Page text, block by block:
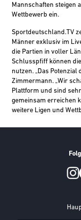
Mannschaften steigen
Wettbewerb ein.
Sportdeutschland.TV
Männer exklusiv im
die Partien in voller
Schlusspfiff können die
nutzen. „Das Potenzial
Zimmermann. „Wir
Plattform und sind
gemeinsam erreichen
weitere Ligen und